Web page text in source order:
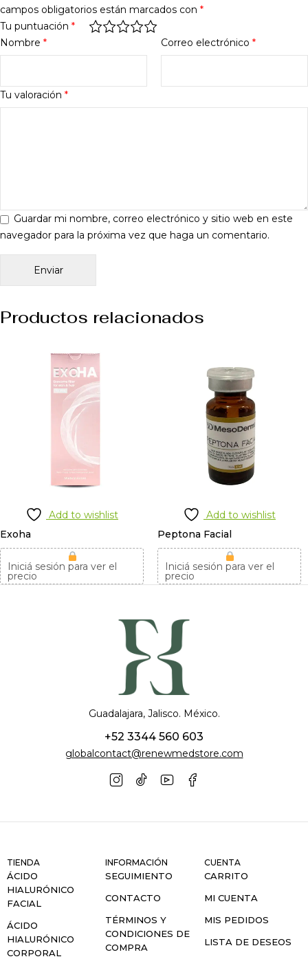
campos obligatorios están marcados con *
Tu puntuación *
Tu valoración *
Nombre * Correo electrónico *
Guardar mi nombre, correo electrónico y sitio web en este
navegador para la próxima vez que haga un comentario.
Productos relacionados
Add to wishlist
Exoha
Iniciá sesión para ver el
precio
Add to wishlist
Peptona Facial
Iniciá sesión para ver el
precio
Guadalajara, Jalisco. México.
+52 3344 560 603
globalcontact@renewmedstore.com
TIENDA
ÁCIDO
HIALURÓNICO
FACIAL
ÁCIDO
HIALURÓNICO
CORPORAL
INFORMACIÓN
SEGUIMIENTO
CONTACTO
TÉRMINOS Y
CONDICIONES DE
COMPRA
CUENTA
CARRITO
MI CUENTA
MIS PEDIDOS
LISTA DE DESEOS